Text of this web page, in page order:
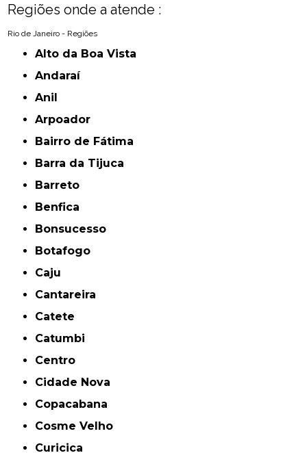
Regiões onde a atende :
Rio de Janeiro - Regiões
Alto da Boa Vista
Andaraí
Anil
Arpoador
Bairro de Fátima
Barra da Tijuca
Barreto
Benfica
Bonsucesso
Botafogo
Caju
Cantareira
Catete
Catumbi
Centro
Cidade Nova
Copacabana
Cosme Velho
Curicica